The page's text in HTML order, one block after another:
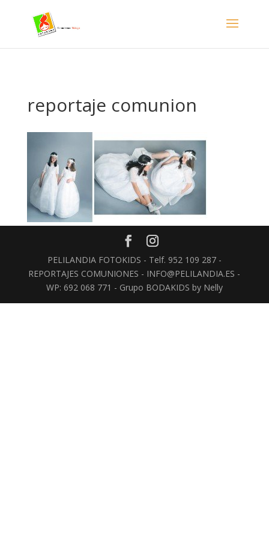
reportaje comunion
PELILANDIA FOTOKIDS - Telf. 952 109 287 -
REPORTAJES COMUNIONES - INFO@PELILANDIA.ES -
WP: 692 068 771 - Grupo BODAKIDS by Nelly